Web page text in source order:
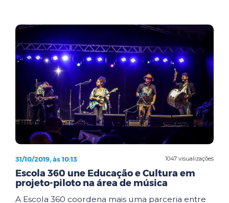
1047 visualizações
31/10/2019, às 10:13
Escola 360 une Educação e Cultura em
projeto-piloto na área de música
A Escola 360 coordena mais uma parceria entre